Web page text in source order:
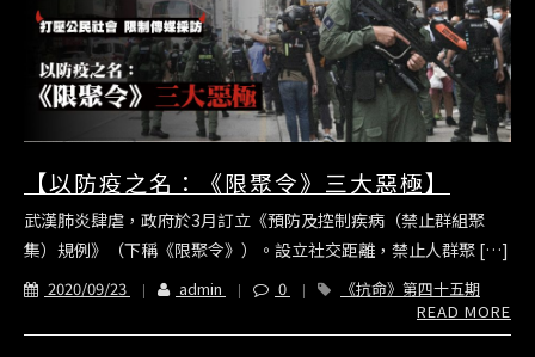
【以防疫之名：《限聚令》三大惡極】
武漢肺炎肆虐，政府於3月訂立《預防及控制疾病（禁止群組聚
集）規例》（下稱《限聚令》）。設立社交距離，禁止人群聚 […]
2020/09/23 admin 0
《抗命》第四十五期
READ MORE